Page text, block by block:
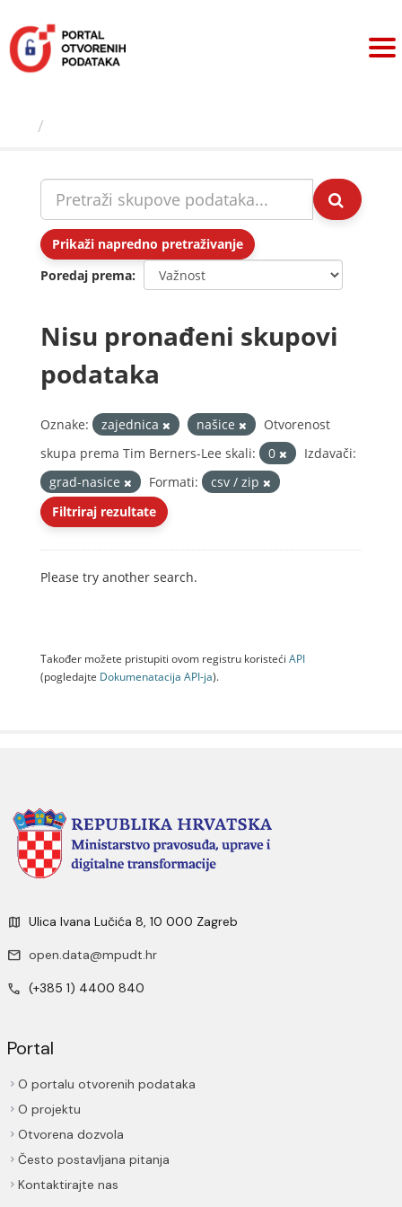
sadržaj
Prikaži napredno pretraživanje
Poredaj prema
Nisu pronađeni skupovi
podataka
Oznake: zajednica našice
Otvorenost
skupa prema Tim Berners-Lee skali:
0
Izdavači:
grad-nasice
Formati:
csv / zip
Filtriraj rezultate
Please try another search.
Također možete pristupiti ovom registru koristeći API
(pogledajte Dokumenаtаcijа API-jа).